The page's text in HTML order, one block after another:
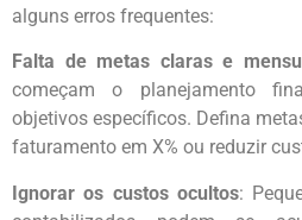
alguns erros frequentes:
Falta de metas claras e
começam o planejamento
objetivos específicos. Defina
faturamento em X% ou reduzir
Ignorar os custos ocultos: